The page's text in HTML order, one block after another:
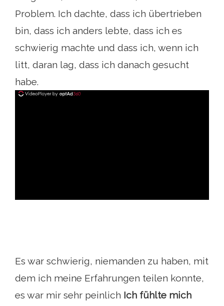
Problem. Ich dachte, dass ich übertrieben
bin, dass ich anders lebte, dass ich es
schwierig machte und dass ich, wenn ich
litt, daran lag, dass ich danach gesucht
habe.
Es war schwierig, niemanden zu haben, mit
dem ich meine Erfahrungen teilen konnte,
es war mir sehr peinlich Ich fühlte mich